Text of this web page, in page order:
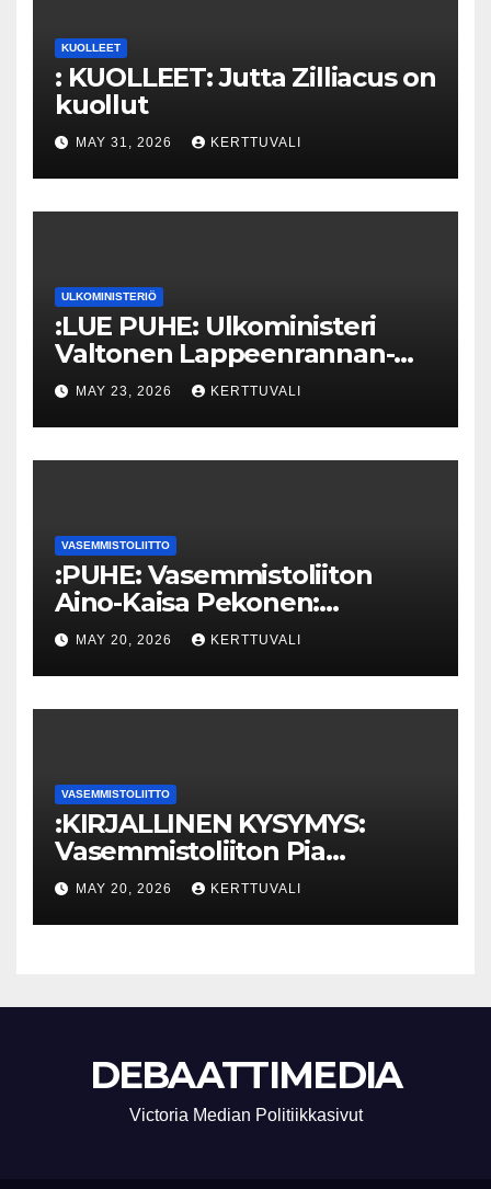
KUOLLEET
: KUOLLEET: Jutta Zilliacus on
kuollut
MAY 31, 2026 KERTTUVALI
ULKOMINISTERIÖ
:LUE PUHE: Ulkoministeri
Valtonen Lappeenrannan-
Lahden teknillisen yliopiston
kunniatohtoriksi
MAY 23, 2026 KERTTUVALI
VASEMMISTOLIITTO
:PUHE: Vasemmistoliiton
Aino-Kaisa Pekonen:
Eriarvoistumisen
pysäyttäminen luo
turvallisuutta
MAY 20, 2026 KERTTUVALI
VASEMMISTOLIITTO
:KIRJALLINEN KYSYMYS:
Vasemmistoliiton Pia
Lohikoski: Missä viipyy Orpon
hallituksen drooniohjeistus
kunnille?
MAY 20, 2026 KERTTUVALI
DEBAATTIMEDIA
Victoria Median Politiikkasivut